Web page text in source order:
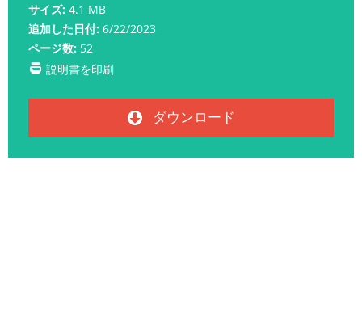
サイズ: 4.1 MB
追加した日付: 6/22/2023
ページ数: 52
説明書を印刷
ダウンロード